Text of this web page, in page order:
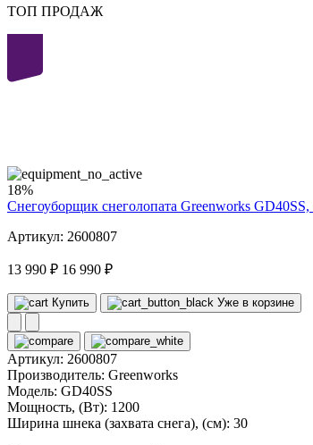
ТОП ПРОДАЖ
18%
Снегоуборщик снеголопата Greenworks
Артикул: 2600807
13 990 ₽ 16 990 ₽
Купить Уже в корзине
Артикул: 2600807
Производитель: Greenworks
Модель: GD40SS
Мощность, (Вт): 1200
Ширина шнека (захвата снега), (см): 30